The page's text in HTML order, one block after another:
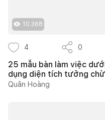
10.368
4 0
25 mẫu bàn làm việc
dụng diện tích tưởng
Quân Hoàng